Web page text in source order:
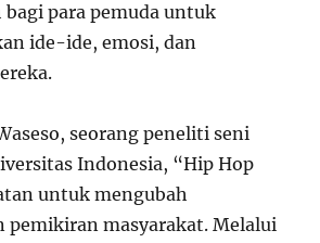
bagi para pemuda untuk
ide-ide, emosi, dan
seorang peneliti seni
Indonesia, “Hip Hop
untuk mengubah
pemikiran masyarakat. Melalui